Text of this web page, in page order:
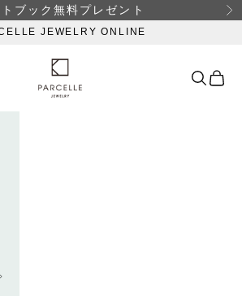
ブック無料プレゼント 次
JEWELRY ONLINE
PARCELLE JEWELRY ONLINE
検索カー